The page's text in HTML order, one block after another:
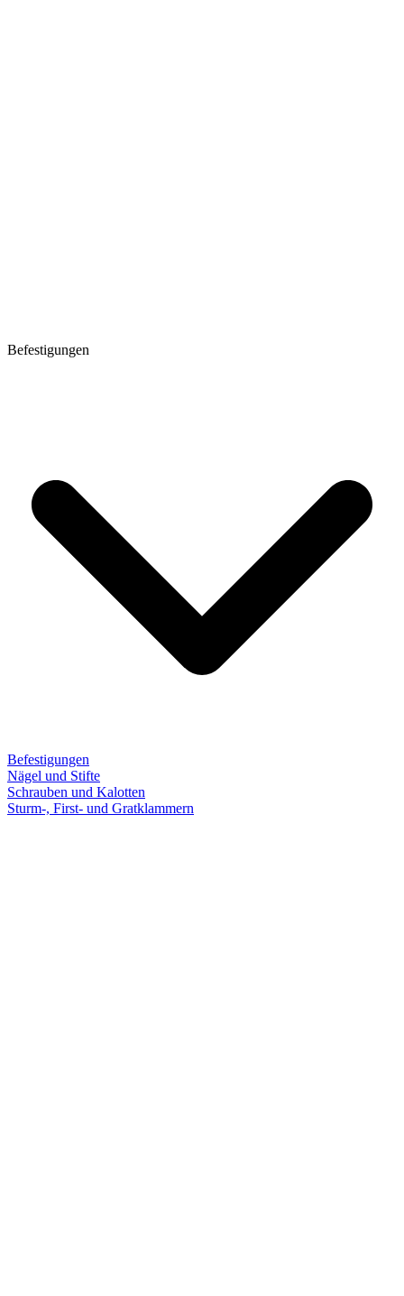
Befestigungen
Befestigungen
Nägel und Stifte
Schrauben und Kalotten
Sturm-, First- und Gratklammern